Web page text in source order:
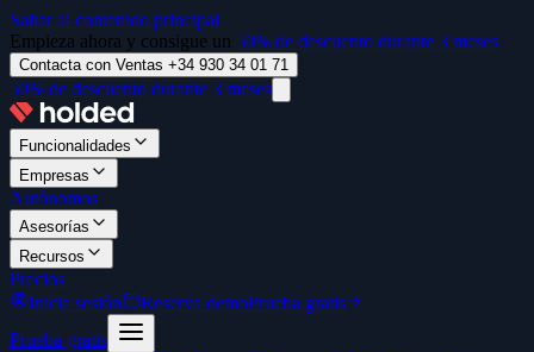
Saltar al contenido principal
Empieza ahora y consigue un 50% de descuento durante 3 meses
Contacta con Ventas +34 930 34 01 71
50% de descuento durante 3 meses
Funcionalidades
Empresas
Autónomos
Asesorías
Recursos
Precios
Inicia sesión
Reserva demoPrueba gratis
Prueba gratis